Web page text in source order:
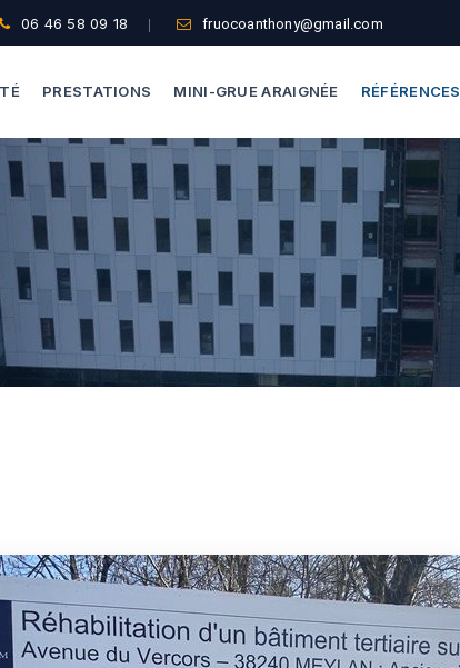
06 46 58 09 18 fruocoanthony@gmail.com
PRESTATIONS
Dépannage Vitrages
Vitrine Magasin
Expertise Bris De Glace
Recherche De Fuite
MINI-GRUE ARAIGNÉE
Capacité De Levage
Nos Formules
RÉFÉRENCES